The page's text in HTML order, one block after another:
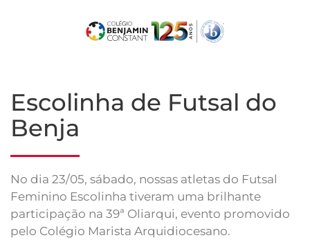
content
Escolinha de Futsal do
Benja
No dia 23/05, sábado, nossas atletas do Futsal
Feminino Escolinha tiveram uma brilhante
participação na 39ª Oliarqui, evento promovido
pelo Colégio Marista Arquidiocesano.